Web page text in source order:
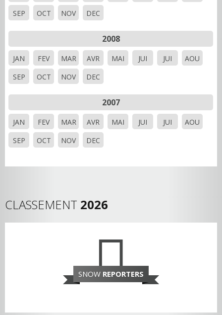
SEP
OCT NOV DEC
2008
JAN FEV MAR AVR MAI JUI JUI
AOU
SEP
OCT NOV DEC
2007
JAN FEV MAR AVR MAI JUI JUI
AOU
SEP
OCT NOV DEC
CLASSEMENT 2026
SNOW REPORTERS